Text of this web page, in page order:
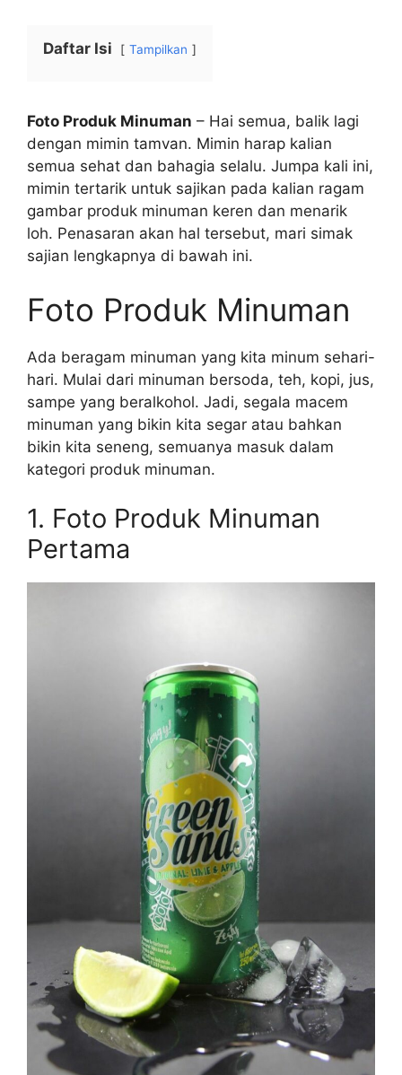
Daftar Isi Tampilkan
Foto Produk Minuman – Hai semua, balik lagi
dengan mimin tamvan. Mimin harap kalian
semua sehat dan bahagia selalu. Jumpa kali ini,
mimin tertarik untuk sajikan pada kalian ragam
gambar produk minuman keren dan menarik
loh. Penasaran akan hal tersebut, mari simak
sajian lengkapnya di bawah ini.
Foto Produk Minuman
Ada beragam minuman yang kita minum sehari-
hari. Mulai dari minuman bersoda, teh, kopi, jus,
sampe yang beralkohol. Jadi, segala macem
minuman yang bikin kita segar atau bahkan
bikin kita seneng, semuanya masuk dalam
kategori produk minuman.
1. Foto Produk Minuman
Pertama